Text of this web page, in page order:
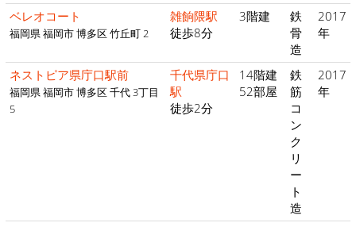
ベレオコート
福岡県 福岡市 博多区 竹丘町 2
雑餉隈駅
徒歩8分
3階建
鉄
骨
造
2017
年
ネストピア県庁口駅前
福岡県 福岡市 博多区 千代 3丁目
5
千代県庁口
駅
徒歩2分
14階建
52部屋
鉄
筋
コ
ン
ク
リ
ー
ト
造
2017
年